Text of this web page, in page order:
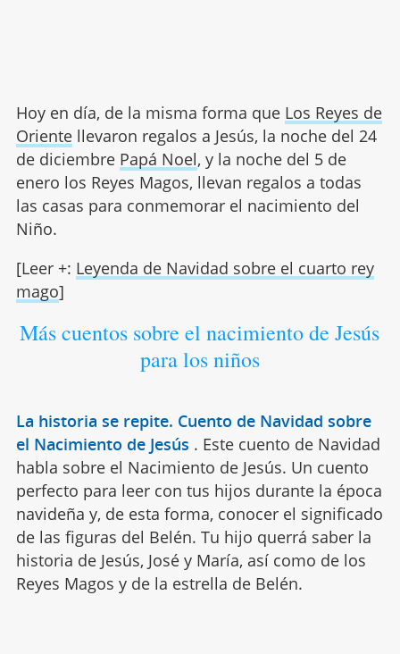
Hoy en día, de la misma forma que Los Reyes de
Orientellevaron regalos a Jesús, la noche del 24
de diciembre Papá Noel, y la noche del 5 de
enero los Reyes Magos, llevan regalos a todas
las casas para conmemorar el nacimiento del
Niño.
[Leer +: Leyenda de Navidad sobre el cuarto rey
mago]
Más cuentos sobre el nacimiento de Jesús
para los niños
La historia se repite. Cuento de Navidad sobre
el Nacimiento de Jesús . Este cuento de Navidad
habla sobre el Nacimiento de Jesús. Un cuento
perfecto para leer con tus hijos durante la época
navideña y, de esta forma, conocer el significado
de las figuras del Belén. Tu hijo querrá saber la
historia de Jesús, José y María, así como de los
Reyes Magos y de la estrella de Belén.